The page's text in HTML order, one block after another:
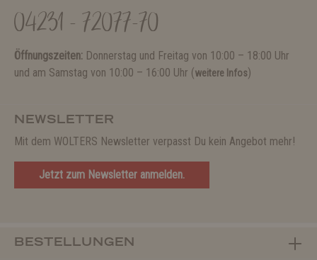
04231 - 72077-70
Öffnungszeiten: Donnerstag und Freitag von 10:00 – 18:00 Uhr
und am Samstag von 10:00 – 16:00 Uhr (weitere Infos)
NEWSLETTER
Mit dem WOLTERS Newsletter verpasst Du kein Angebot mehr!
Jetzt zum Newsletter anmelden.
BESTELLUNGEN